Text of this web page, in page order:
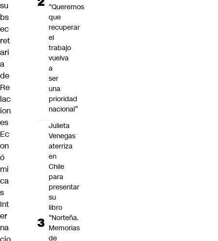
su
bs
ec
ret
ari
a
de
Re
lac
ion
es
Ec
on
ó
mi
ca
s
Int
er
na
“Queremos
que
recuperar
el
trabajo
vuelva
a
ser
una
prioridad
nacional”
Julieta
Venegas
aterriza
en
Chile
para
presentar
su
libro
“Norteña.
Memorias
de